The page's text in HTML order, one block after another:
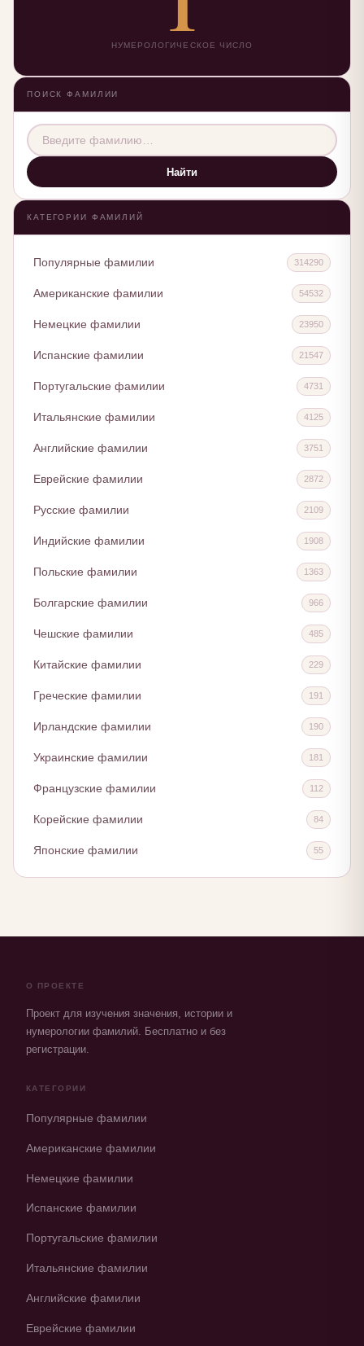
НУМЕРОЛОГИЧЕСКОЕ ЧИСЛО
ПОИСК ФАМИЛИИ
Найти
КАТЕГОРИИ ФАМИЛИЙ
Популярные фамилии 314290
Американские фамилии 54532
Немецкие фамилии 23950
Испанские фамилии 21547
Португальские фамилии 4731
Итальянские фамилии 4125
Английские фамилии 3751
Еврейские фамилии 2872
Русские фамилии 2109
Индийские фамилии 1908
Польские фамилии 1363
Болгарские фамилии 966
Чешские фамилии 485
Китайские фамилии 229
Греческие фамилии 191
Ирландские фамилии 190
Украинские фамилии 181
Французские фамилии 112
Корейские фамилии 84
Японские фамилии 55
О ПРОЕКТЕ
Проект для изучения значения, истории и
нумерологии фамилий. Бесплатно и без
регистрации.
КАТЕГОРИИ
Популярные фамилии
Американские фамилии
Немецкие фамилии
Испанские фамилии
Португальские фамилии
Итальянские фамилии
Английские фамилии
Еврейские фамилии